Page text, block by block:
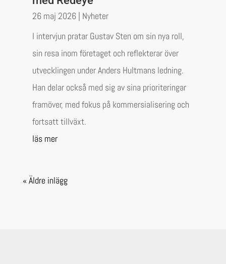
26 maj 2026| Nyheter
I intervjun pratar Gustav Sten om sin nya roll,
sin resa inom företaget och reflekterar över
utvecklingen under Anders Hultmans ledning.
Han delar också med sig av sina prioriteringar
framöver, med fokus på kommersialisering och
fortsatt tillväxt.
läs mer
« Äldre inlägg